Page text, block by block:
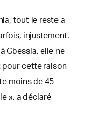
tout le reste a
injustement.
Gbessia, elle ne
pour cette raison
moins de 45
», a déclaré